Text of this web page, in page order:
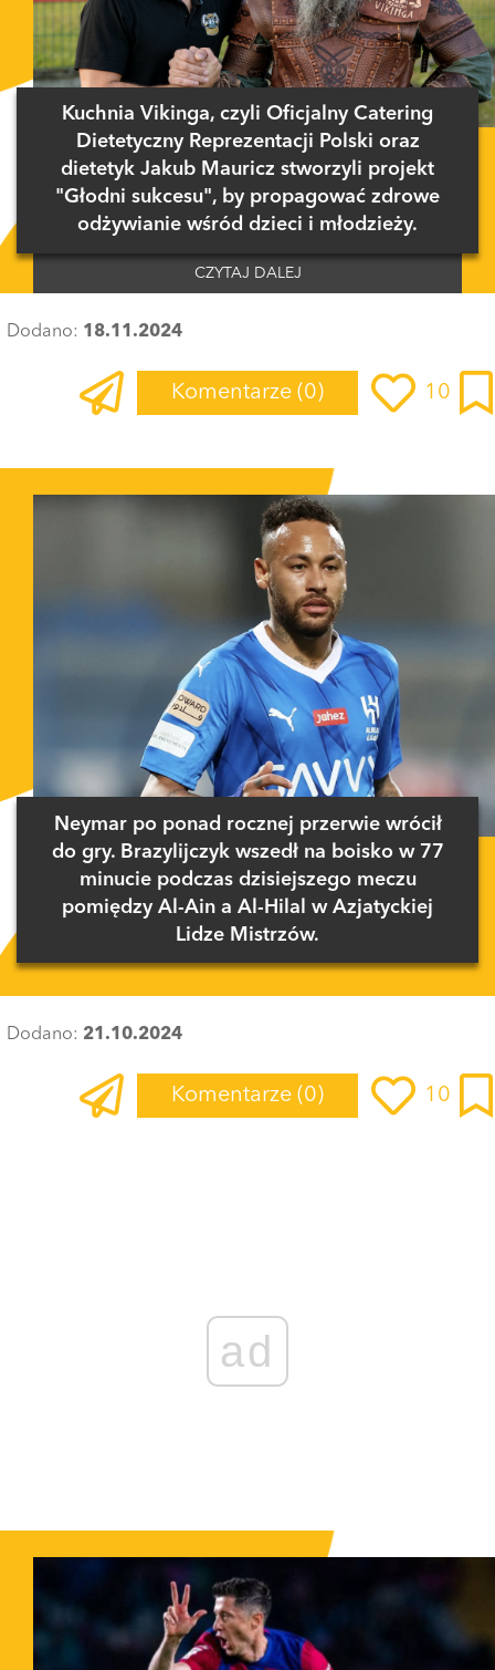
Kuchnia Vikinga, czyli Oficjalny Catering
Dietetyczny Reprezentacji Polski oraz
dietetyk Jakub Mauricz stworzyli projekt
"Głodni sukcesu", by propagować zdrowe
odżywianie wśród dzieci i młodzieży.
CZYTAJ DALEJ
Dodano: 18.11.2024
Komentarze (0) 10
Neymar po ponad rocznej przerwie wrócił
do gry. Brazylijczyk wszedł na boisko w 77
minucie podczas dzisiejszego meczu
pomiędzy Al-Ain a Al-Hilal w Azjatyckiej
Lidze Mistrzów.
Dodano: 21.10.2024
Komentarze (0) 10
ad